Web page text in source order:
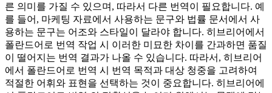
른 의미를 가질 수 있으며, 따라서 다른 번역이 필요합니다. 예
를 들어, 마케팅 자료에서 사용하는 문구와 법률 문서에서 사
용하는 문구는 어조와 스타일이 달라야 합니다. 히브리어에서
폴란드어로 번역 작업 시 이러한 미묘한 차이를 간과하면 품질
이 떨어지는 번역 결과가 나올 수 있습니다. 따라서, 히브리어
에서 폴란드어로 번역 시 번역 목적과 대상 청중을 고려하여
적절한 어휘와 표현을 선택하는 것이 중요합니다. 히브리어에